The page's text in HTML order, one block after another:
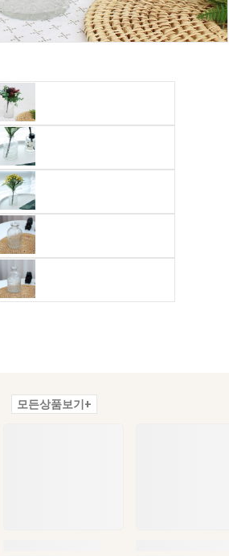
모든상품보기+